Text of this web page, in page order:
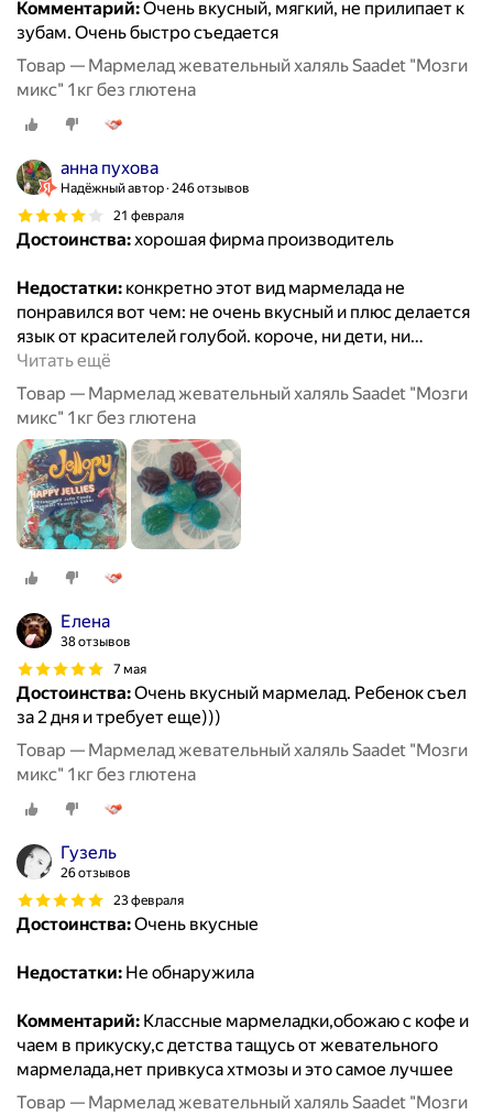
Комментарий:Очень вкусный, мягкий, не прилипает к
зубам. Очень быстро съедается
Товар — Мармелад жевательный халяль Saadet "Мозги
микс" 1кг без глютена
анна пухова
Надёжный автор 246 отзывов
21 февраля
Достоинства:хорошая фирма производитель
Недостатки: конкретно этот вид мармелада не
понравился вот чем: не очень вкусный и плюс делается
язык от красителей голубой. короче, ни дети, ни…
Читать ещё
Товар — Мармелад жевательный халяль Saadet "Мозги
микс" 1кг без глютена
Елена
38 отзывов
7 мая
Достоинства:Очень вкусный мармелад. Ребенок съел
за 2 дня и требует еще)))
Товар — Мармелад жевательный халяль Saadet "Мозги
микс" 1кг без глютена
Гузель
26 отзывов
23 февраля
Достоинства:Очень вкусные
Недостатки: Не обнаружила
Комментарий: Классные мармеладки,обожаю с кофе и
чаем в прикуску,с детства тащусь от жевательного
мармелада,нет привкуса хтмозы и это самое лучшее
Товар — Мармелад жевательный халяль Saadet "Мозги